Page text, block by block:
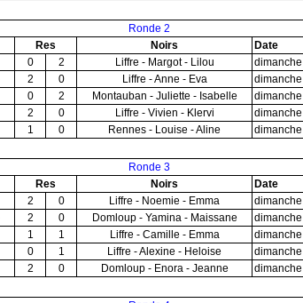
Ronde 2
Res Noirs Date
0 2 Liffre - Margot - Lilou
2 0 Liffre - Anne - Eva
0 2 Montauban - Juliette - Isabelle
2 0 Liffre - Vivien - Klervi
1 0 Rennes - Louise - Aline
Ronde 3
Res Noirs Date
2 0 Liffre - Noemie - Emma
2 0 Domloup - Yamina - Maissane
1 1 Liffre - Camille - Emma
0 1 Liffre - Alexine - Heloise
2 0 Domloup - Enora - Jeanne